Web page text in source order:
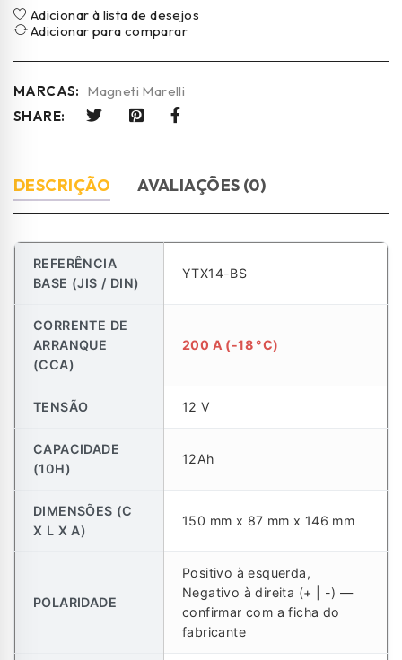
Adicionar à lista de desejos
Adicionar para comparar
MARCAS: Magneti Marelli
SHARE:
DESCRIÇÃO AVALIAÇÕES (0)
REFERÊNCIA
BASE (JIS / DIN)
YTX14-BS
CORRENTE DE
ARRANQUE
(CCA)
200 A (-18 °C)
TENSÃO 12 V
CAPACIDADE
(10H)
12Ah
DIMENSÕES (C
X L X A)
150 mm x 87 mm x 146 mm
POLARIDADE
Positivo à esquerda,
Negativo à direita (+ | -) —
confirmar com a ficha do
fabricante